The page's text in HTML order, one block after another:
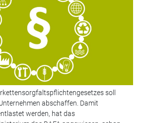
soll
abschaffen. Damit
werden, hat das